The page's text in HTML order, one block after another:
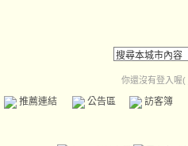
你還沒有登入喔(
推薦連結 公告區 訪客簿